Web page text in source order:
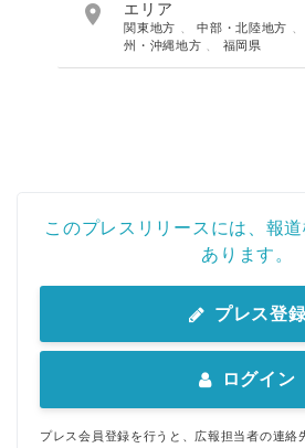
 エリア
関東地方 、中部・北陸地方
州・沖縄地方
福岡県
このプレスリリースには、報
あります。
プレス登
ログイン
プレス会員登録を行うと、広報担当者の連絡